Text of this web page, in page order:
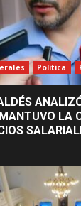
Política
LA